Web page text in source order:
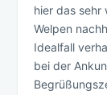
hier das sehr
Welpen
Idealfall
bei der